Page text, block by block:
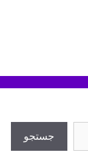
جستجو